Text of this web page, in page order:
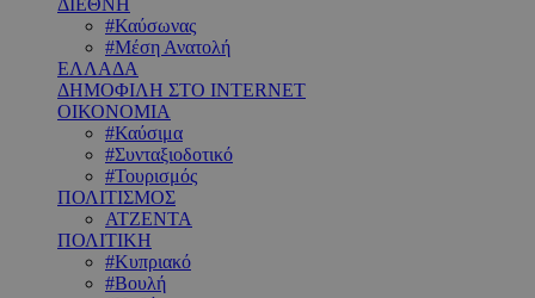
ΔΙΕΘΝΗ
#Καύσωνας
#Μέση Ανατολή
ΕΛΛΑΔΑ
ΔΗΜΟΦΙΛΗ ΣΤΟ INTERNET
ΟΙΚΟΝΟΜΙΑ
#Καύσιμα
#Συνταξιοδοτικό
#Τουρισμός
ΠΟΛΙΤΙΣΜΟΣ
ΑΤΖΕΝΤΑ
ΠΟΛΙΤΙΚΗ
#Κυπριακό
#Βουλή